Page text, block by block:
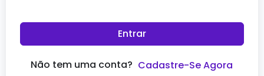
Entrar
Não tem uma conta? Cadastre-Se Agora